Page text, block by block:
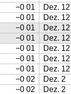
−0 01
Dez. 12
−0 01
Dez. 12
−0 01
Dez. 12
−0 01
Dez. 12
−0 01
Dez. 12
−0 01
Dez. 12
−0 01
Dez. 12
−0 02
Dez. 2
−0 02
Dez. 2